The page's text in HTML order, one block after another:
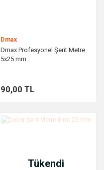
Dmax
Dmax Profesyonel Şerit Metre
5x25 mm
90,00 TL
Tükendi